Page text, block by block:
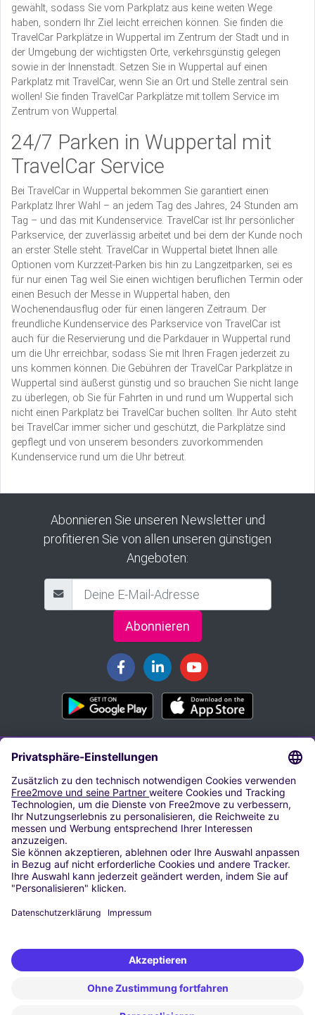
gewählt, sodass Sie vom Parkplatz aus keine weiten Wege
haben, sondern Ihr Ziel leicht erreichen können. Sie finden die
TravelCar Parkplätze in Wuppertal im Zentrum der Stadt und in
der Umgebung der wichtigsten Orte, verkehrsgünstig gelegen
sowie in der Innenstadt. Setzen Sie in Wuppertal auf einen
Parkplatz mit TravelCar, wenn Sie an Ort und Stelle zentral sein
wollen! Sie finden TravelCar Parkplätze mit tollem Service im
Zentrum von Wuppertal.
24/7 Parken in Wuppertal mit
TravelCar Service
Bei TravelCar in Wuppertal bekommen Sie garantiert einen
Parkplatz Ihrer Wahl – an jedem Tag des Jahres, 24 Stunden am
Tag – und das mit Kundenservice. TravelCar ist Ihr persönlicher
Parkservice, der zuverlässig arbeitet und bei dem der Kunde noch
an erster Stelle steht. TravelCar in Wuppertal bietet Ihnen alle
Optionen vom Kurzzeit-Parken bis hin zu Langzeitparken, sei es
für nur einen Tag weil Sie einen wichtigen beruflichen Termin oder
einen Besuch der Messe in Wuppertal haben, den
Wochenendausflug oder für einen längeren Zeitraum. Der
freundliche Kundenservice des Parkservice von TravelCar ist
auch für die Reservierung und die Parkdauer in Wuppertal rund
um die Uhr erreichbar, sodass Sie mit Ihren Fragen jederzeit zu
uns kommen können. Die Gebühren der TravelCar Parkplätze in
Wuppertal sind äußerst günstig und so brauchen Sie nicht lange
zu überlegen, ob Sie für Fahrten in und rund um Wuppertal sich
nicht einen Parkplatz bei TravelCar buchen sollten. Ihr Auto steht
bei TravelCar immer sicher und geschützt, die Parkplätze sind
gepflegt und von unserem besonders zuvorkommenden
Kundenservice rund um die Uhr betreut.
Abonnieren Sie unseren Newsletter und
profitieren Sie von allen unseren günstigen
Angeboten:
Abonnieren
PARKEN AM FLUGHAFEN
Parken Flughafen Hamburg
Parken Flughafen Frankfurt Main
Parken Flughafen München
Parken Flughafen Düsseldorf
Parken Flughafen Berlin-Tegel
Parken Flughafen Köln/Bonn
GÜNSTIGE AUTOVERMIETUNG
Mietwagen von TravelCar für einen in Hamburg